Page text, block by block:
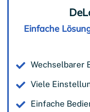
Einfache
Wechselbarer
Viele
Einfache